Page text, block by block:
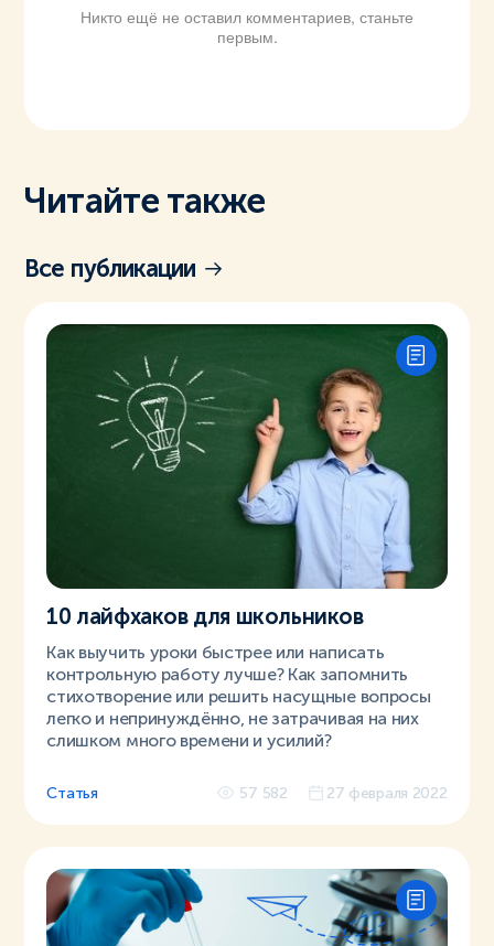
Никто ещё не оставил комментариев, станьте
первым.
Читайте также
Все публикации
10 лайфхаков для школьников
Как выучить уроки быстрее или написать
контрольную работу лучше? Как запомнить
стихотворение или решить насущные вопросы
легко и непринуждённо, не затрачивая на них
слишком много времени и усилий?
Статья 57 582 27 февраля 2022